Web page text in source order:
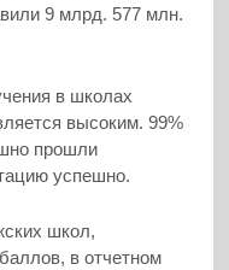
9 млрд. 577 млн.
в школах
высоким. 99%
прошли
успешно.
школ,
в отчетном